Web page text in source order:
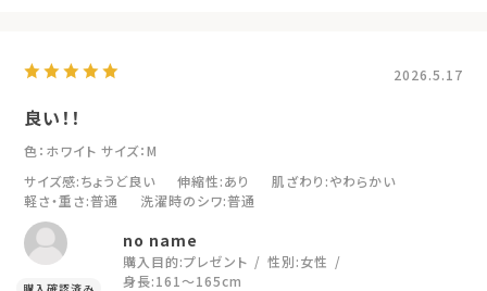
2026.5.17
良い！！
色：ホワイト サイズ：M
サイズ感:ちょうど良い 伸縮性:あり 肌ざわり :やわらかい
軽さ・重さ:普通 洗濯時のシワ:普通
no name
購入目的:プレゼント 性別:女性
身長:161～165cm